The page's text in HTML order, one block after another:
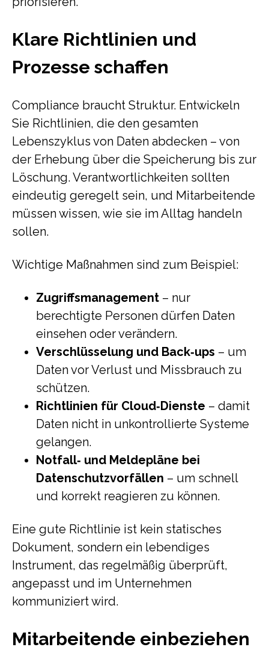
Klare Richtlinien und
Prozesse schaffen
Compliance braucht Struktur. Entwickeln
Sie Richtlinien, die den gesamten
Lebenszyklus von Daten abdecken – von
der Erhebung über die Speicherung bis zur
Löschung. Verantwortlichkeiten sollten
eindeutig geregelt sein, und Mitarbeitende
müssen wissen, wie sie im Alltag handeln
sollen.
Wichtige Maßnahmen sind zum Beispiel:
Zugriffsmanagement – nur
berechtigte Personen dürfen Daten
einsehen oder verändern.
Verschlüsselung und Back‑ups – um
Daten vor Verlust und Missbrauch zu
schützen.
Richtlinien für Cloud‑Dienste – damit
Daten nicht in unkontrollierte Systeme
gelangen.
Notfall‑ und Meldepläne bei
Datenschutzvorfällen – um schnell
und korrekt reagieren zu können.
Eine gute Richtlinie ist kein statisches
Dokument, sondern ein lebendiges
Instrument, das regelmäßig überprüft,
angepasst und im Unternehmen
kommuniziert wird.
Mitarbeitende einbeziehen